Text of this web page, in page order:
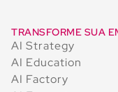
TRANSFORME SUA
AI Strategy
AI Education
AI Factory